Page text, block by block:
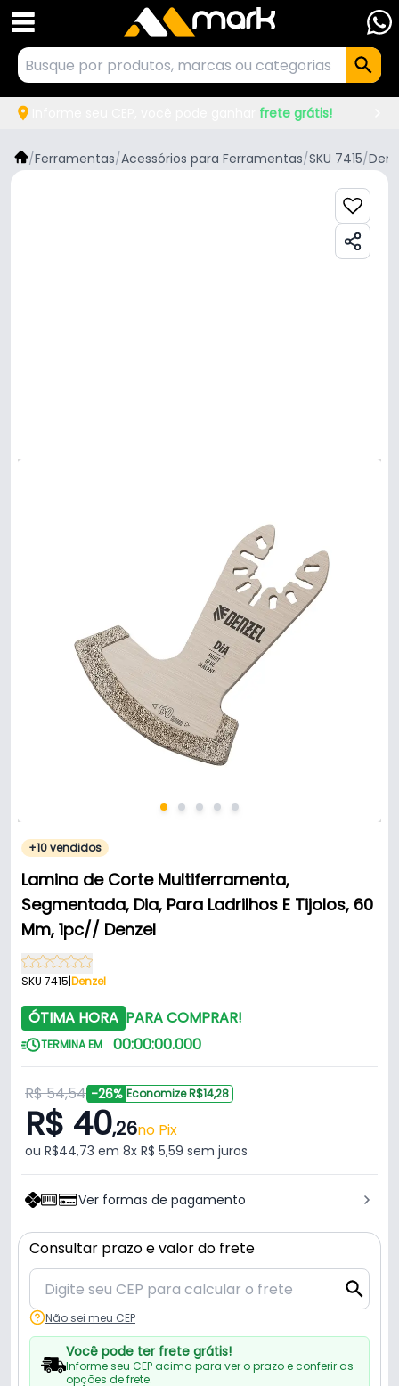
frete grátis!
/Ferramentas/Acessórios para Ferramentas/SKU 7415/
+10 vendidos
Lamina de Corte Multiferramenta,
Segmentada, Dia, Para Ladrilhos E Tijolos, 60
Mm, 1pc// Denzel
SKU 7415|Denzel
ÓTIMA HORA PARA COMPRAR!
TERMINA EM 00:00:00.000
R$ 54,54 -26% Economize R$14,28
R$ 40,26no Pix
ou R$44,73 em 8x R$ 5,59 sem juros
Ver formas de pagamento
Consultar prazo e valor do frete
Não sei meu CEP
Você pode ter frete grátis!
Informe seu CEP acima para ver o prazo e conferir as
opções de frete.